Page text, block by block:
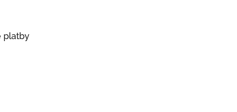
platby